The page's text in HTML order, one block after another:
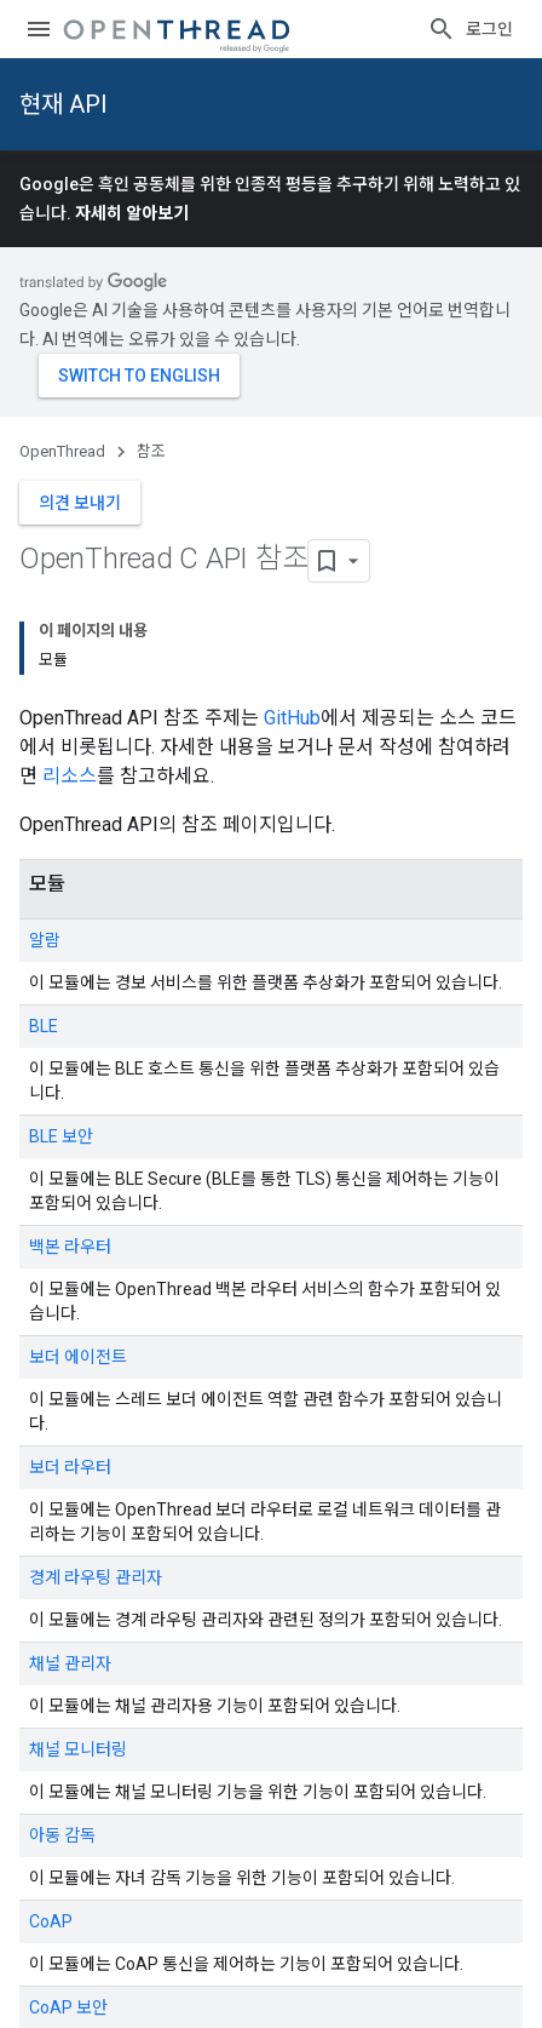
로그인
현재 API
Google은 흑인 공동체를 위한 인종적 평등을 추구하기 위해 노력하고 있
습니다. 자세히 알아보기
Google은 AI 기술을 사용하여 콘텐츠를 사용자의 기본 언어로 번역합니
다. AI 번역에는 오류가 있을 수 있습니다.
OpenThread 참조
의견 보내기
OpenThread C API 참조
이 페이지의 내용
모듈
OpenThread API 참조 주제는 GitHub에서 제공되는 소스 코드
에서 비롯됩니다. 자세한 내용을 보거나 문서 작성에 참여하려
면 리소스를 참고하세요.
OpenThread API의 참조 페이지입니다.
모듈
알람
이 모듈에는 경보 서비스를 위한 플랫폼 추상화가 포함되어 있습니다.
BLE
이 모듈에는 BLE 호스트 통신을 위한 플랫폼 추상화가 포함되어 있습
니다.
BLE 보안
이 모듈에는 BLE Secure (BLE를 통한 TLS) 통신을 제어하는 기능이
포함되어 있습니다.
백본 라우터
이 모듈에는 OpenThread 백본 라우터 서비스의 함수가 포함되어 있
습니다.
보더 에이전트
이 모듈에는 스레드 보더 에이전트 역할 관련 함수가 포함되어 있습니
다.
보더 라우터
이 모듈에는 OpenThread 보더 라우터로 로컬 네트워크 데이터를 관
리하는 기능이 포함되어 있습니다.
경계 라우팅 관리자
이 모듈에는 경계 라우팅 관리자와 관련된 정의가 포함되어 있습니다.
채널 관리자
이 모듈에는 채널 관리자용 기능이 포함되어 있습니다.
채널 모니터링
이 모듈에는 채널 모니터링 기능을 위한 기능이 포함되어 있습니다.
아동 감독
이 모듈에는 자녀 감독 기능을 위한 기능이 포함되어 있습니다.
CoAP
이 모듈에는 CoAP 통신을 제어하는 기능이 포함되어 있습니다.
CoAP 보안